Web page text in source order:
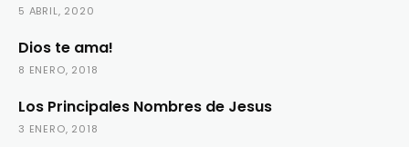
5 ABRIL, 2020
Dios te ama!
8 ENERO, 2018
Los Principales Nombres de Jesus
3 ENERO, 2018